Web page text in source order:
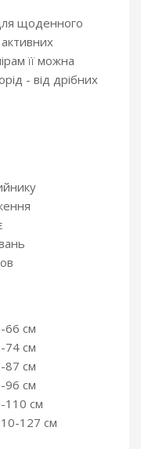
щоденного
її можна
- від дрібних
66 см
74 см
87 см
96 см
110 см
127 см